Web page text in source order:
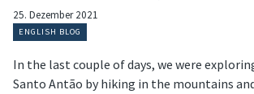
25. Dezember 2021
ENGLISH BLOG
In the last couple of days, we were
Santo Antão by hiking in the mountains